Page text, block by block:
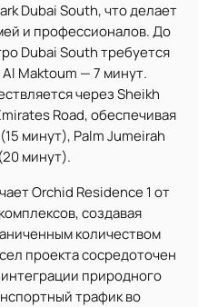
Dubai South, что делает
и профессионалов. До
Dubai South требуется
Maktoum — 7 минут.
через Sheikh
Road, обеспечивая
минут), Palm Jumeirah
минут).
Orchid Residence 1 от
создавая
количеством
проекта сосредоточен
природного
трафик во